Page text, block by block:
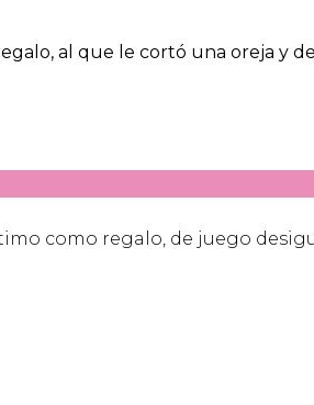
al que le cortó una oreja y
como regalo, de juego